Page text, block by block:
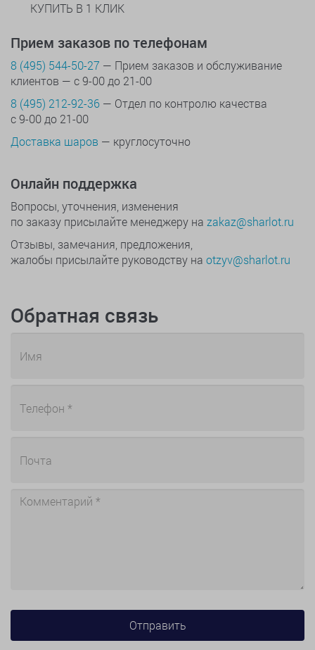
КУПИТЬ В 1 КЛИК
Прием заказов по телефонам
8 (495) 544-50-27 — Прием заказов и обслуживание
клиентов — с 9-00 до 21-00
8 (495) 212-92-36 — Отдел по контролю качества
с 9-00 до 21-00
Доставка шаров — круглосуточно
Онлайн поддержка
Вопросы, уточнения, изменения
по заказу присылайте менеджеру на zakaz@sharlot.ru
Отзывы, замечания, предложения,
жалобы присылайте руководству на otzyv@sharlot.ru
Обратная связь